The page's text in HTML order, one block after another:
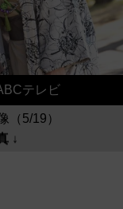
テレビ
（5/19）
↓